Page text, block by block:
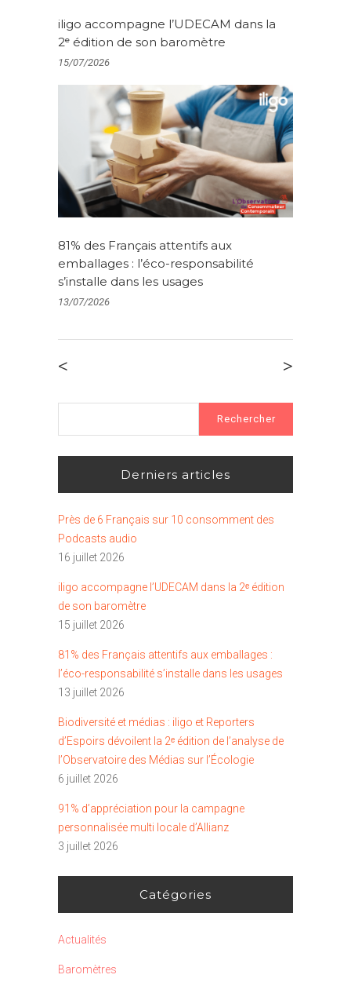
iligo accompagne l’UDECAM dans la
2ᵉ édition de son baromètre
15/07/2026
81% des Français attentifs aux
emballages : l’éco-responsabilité
s’installe dans les usages
13/07/2026
< >
Derniers articles
Près de 6 Français sur 10 consomment des
Podcasts audio
16 juillet 2026
iligo accompagne l’UDECAM dans la 2ᵉ édition
de son baromètre
15 juillet 2026
81% des Français attentifs aux emballages :
l’éco-responsabilité s’installe dans les usages
13 juillet 2026
Biodiversité et médias : iligo et Reporters
d’Espoirs dévoilent la 2ᵉ édition de l’analyse de
l’Observatoire des Médias sur l’Écologie
6 juillet 2026
91% d’appréciation pour la campagne
personnalisée multi locale d’Allianz
3 juillet 2026
Catégories
Actualités
Baromètres